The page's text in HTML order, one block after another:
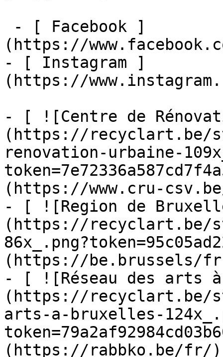
(https://
- [ Instagram ]
(https://
- [ ![Centre de
(https://recyclart.be/
renovation-urbaine-
(https://www.cru-
- [ ![Region de
(https://recyclart.be/
(https://be.brussels/
- [ ![Réseau des arts
(https://recyclart.be/
arts-a-bruxelles-
(https://rabbko.be/fr/)